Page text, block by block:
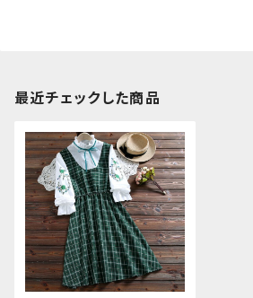
最近チェックした商品